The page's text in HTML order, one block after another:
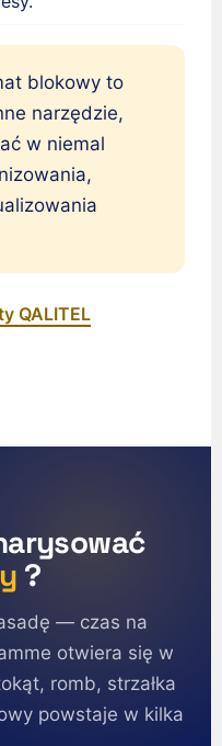
blokowy to
narzędzie,
w niemal
QALITEL
?
— czas na
otwiera się w
romb, strzałka
powstaje w kilka
中文
(US)
(India)
de México
de Argentina
de Colombia
de Chile
(Österreich)